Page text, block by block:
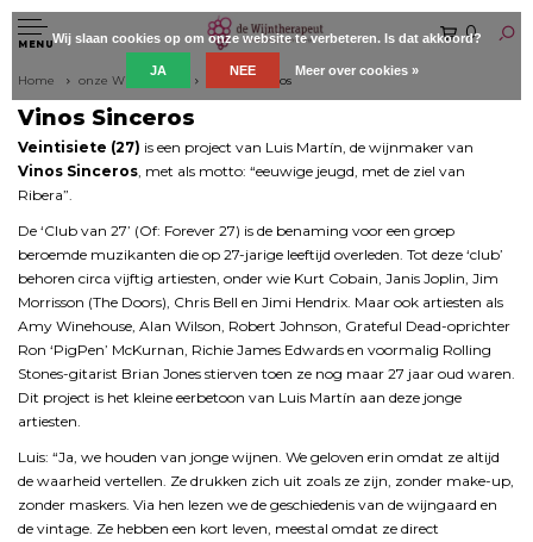
MENU
0
Home onze Wijnboeren Vinos Sinceros
Vinos Sinceros
Veintisiete (27) is een project van Luis Martín, de wijnmaker van
Vinos Sinceros, met als motto: “eeuwige jeugd, met de ziel van
Ribera”.
De ‘Club van 27’ (Of: Forever 27) is de benaming voor een groep
beroemde muzikanten die op 27-jarige leeftijd overleden. Tot deze ‘club’
behoren circa vijftig artiesten, onder wie Kurt Cobain, Janis Joplin, Jim
Morrisson (The Doors), Chris Bell en Jimi Hendrix. Maar ook artiesten als
Amy Winehouse, Alan Wilson, Robert Johnson, Grateful Dead-oprichter
Ron ‘PigPen’ McKurnan, Richie James Edwards en voormalig Rolling
Stones-gitarist Brian Jones stierven toen ze nog maar 27 jaar oud waren.
Dit project is het kleine eerbetoon van Luis Martín aan deze jonge
artiesten.
Luis: “Ja, we houden van jonge wijnen. We geloven erin omdat ze altijd
de waarheid vertellen. Ze drukken zich uit zoals ze zijn, zonder make-up,
zonder maskers. Via hen lezen we de geschiedenis van de wijngaard en
de vintage. Ze hebben een kort leven, meestal omdat ze direct
Wij slaan cookies op om onze website te verbeteren. Is dat akkoord?
JA NEE Meer over cookies »